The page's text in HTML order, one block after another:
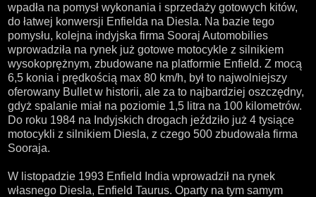
wpadła na pomysł wykonania i sprzedaży gotowych kitów,
do łatwej konwersji Enfielda na Diesla. Na bazie tego
pomysłu, kolejna indyjska firma Sooraj Automobilies
wprowadziła na rynek już gotowe motocykle z silnikiem
wysokoprężnym, zbudowane na platformie Enfield. Z mocą
6,5 konia i prędkością max 80 km/h, był to najwolniejszy
oferowany Bullet w historii, ale za to najbardziej oszczędny,
gdyż spalanie miał na poziomie 1,5 litra na 100 kilometrów.
Do roku 1984 na Indyjskich drogach jeździło już 4 tysiące
motocykli z silnikiem Diesla, z czego 500 zbudowała firma
Sooraja.
W listopadzie 1993 Enfield India wprowadził na rynek
własnego Diesla, Enfield Taurus. Oparty na tym samym